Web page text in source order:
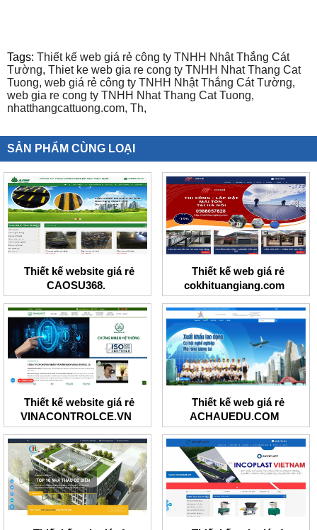
Tags: Thiết kế web giá rẻ công ty TNHH Nhật Thắng Cát
Tường, Thiet ke web gia re cong ty TNHH Nhat Thang Cat
Tuong, web giá rẻ công ty TNHH Nhật Thắng Cát Tường,
web gia re cong ty TNHH Nhat Thang Cat Tuong,
nhatthangcattuong.com, Th,
SẢN PHẨM CÙNG LOẠI
Thiết kế website giá rẻ
CAOSU368.
Thiết kế web giá rẻ
cokhituangiang.com
Thiết kế website giá rẻ
VINACONTROLCE.VN
Thiết kế web giá rẻ
ACHAUEDU.COM